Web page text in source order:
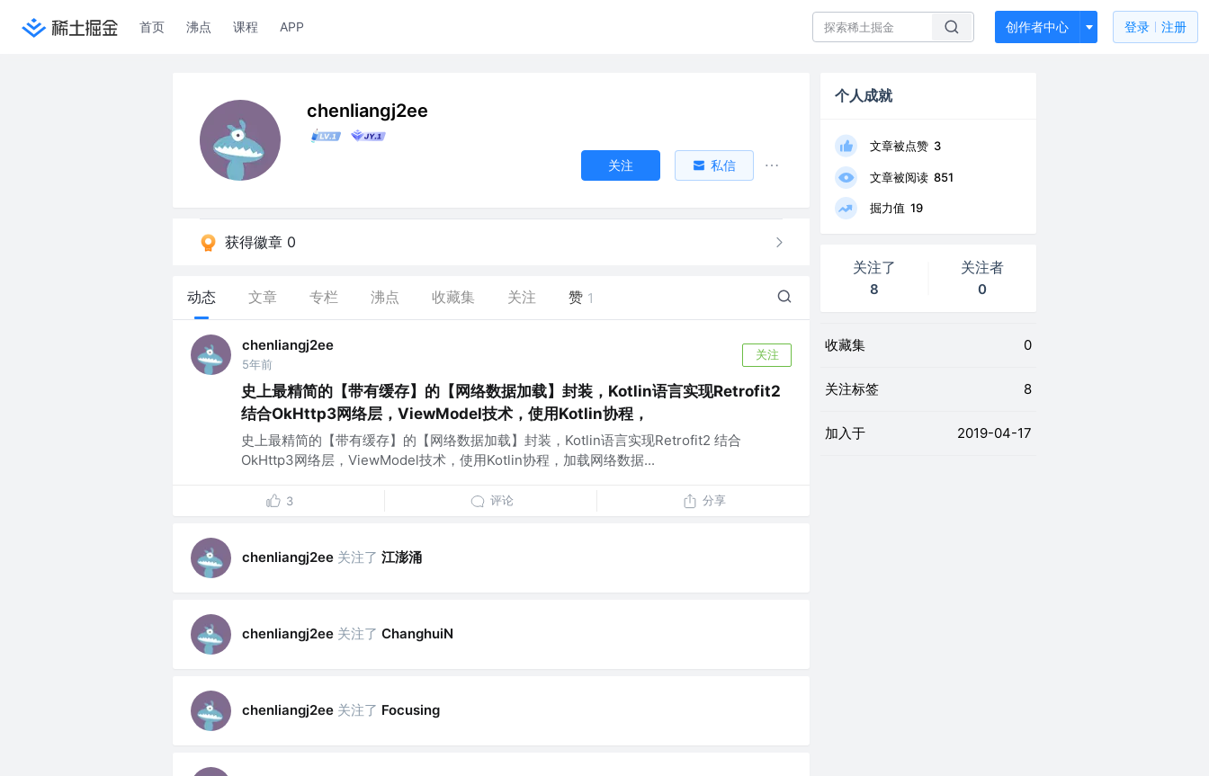
首页 沸点 课程 APP 创作者中心 登录 注册
chenliangj2ee
关注 私信
获得徽章 0
动态 文章 专栏 沸点 收藏集 关注 赞 1
chenliangj2ee
5年前
关注
史上最精简的【带有缓存】的【网络数据加载】封装，Kotlin语言实现Retrofit2
结合OkHttp3网络层，ViewModel技术，使用Kotlin协程，
史上最精简的【带有缓存】的【网络数据加载】封装，Kotlin语言实现Retrofit2 结合
OkHttp3网络层，ViewModel技术，使用Kotlin协程，加载网络数据...
3 评论 分享
chenliangj2ee 关注了 江澎涌
chenliangj2ee 关注了 ChanghuiN
chenliangj2ee 关注了 Focusing
个人成就
文章被点赞 3
文章被阅读 851
掘力值 19
关注了
8
关注者
0
收藏集 0
关注标签 8
加入于 2019-04-17